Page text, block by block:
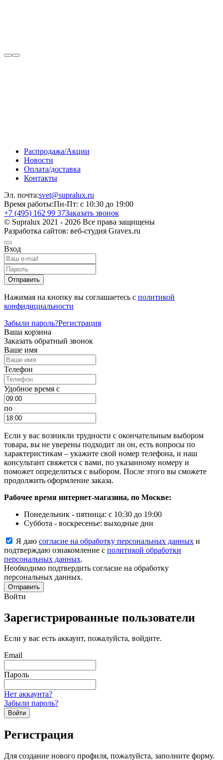
Распродажа/Акции
Новости
Оплата/доставка
Контакты
Эл. почта:svet@supralux.ru
Время работы:Пн-Пт: с 10:30 до 19:00
+7 (495) 162 99 37Заказать звонок
© Supralux 2021 - 2026 Все права защищены
Разработка сайтов: веб-студия Gravex.ru
Вход
Отправить
Нажимая на кнопку вы соглашаетесь с политикой
конфидициальности
Забыли пароль?Регистрация
Ваша корзина
Заказать обратный звонок
Ваше имя
Телефон
Удобное время c
по
Если у вас возникли трудности с окончательным выбором
товара, вы не уверены подходит ли он, есть вопросы по
характеристикам – укажите свой номер телефона, и наш
консультант свяжется с вами, по указанному номеру и
поможет определиться с выбором. После этого вы сможете
продолжить оформление заказа.
Рабочее время интернет-магазина, по Москве:
Понедельник - пятница: с 10:30 до 19:00
Суббота - воскресенье: выходные дни
Я даю согласие на обработку персональных данных и
подтверждаю ознакомление с политикой обработки
персональных данных.
Необходимо подтвердить согласие на обработку
персональных данных.
Отправить
Войти
Зарегистрированные пользователи
Если у вас есть аккаунт, пожалуйста, войдите.
Email
Пароль
Нет аккаунта?
Забыли пароль?
Войти
Регистрация
Для создание нового профиля, пожалуйста, заполните форму.